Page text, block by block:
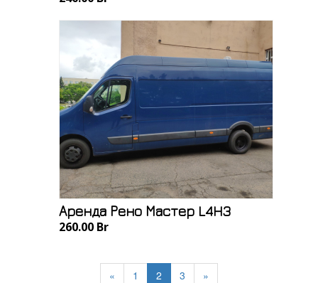
Аренда Рено Мастер L4H3
260.00 Br
« 1 2 3 »